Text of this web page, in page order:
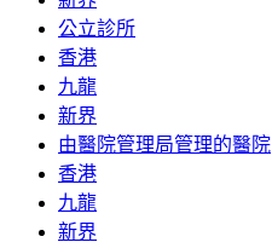
公立診所
香港
九龍
新界
由醫院管理局管理的醫院
香港
九龍
新界